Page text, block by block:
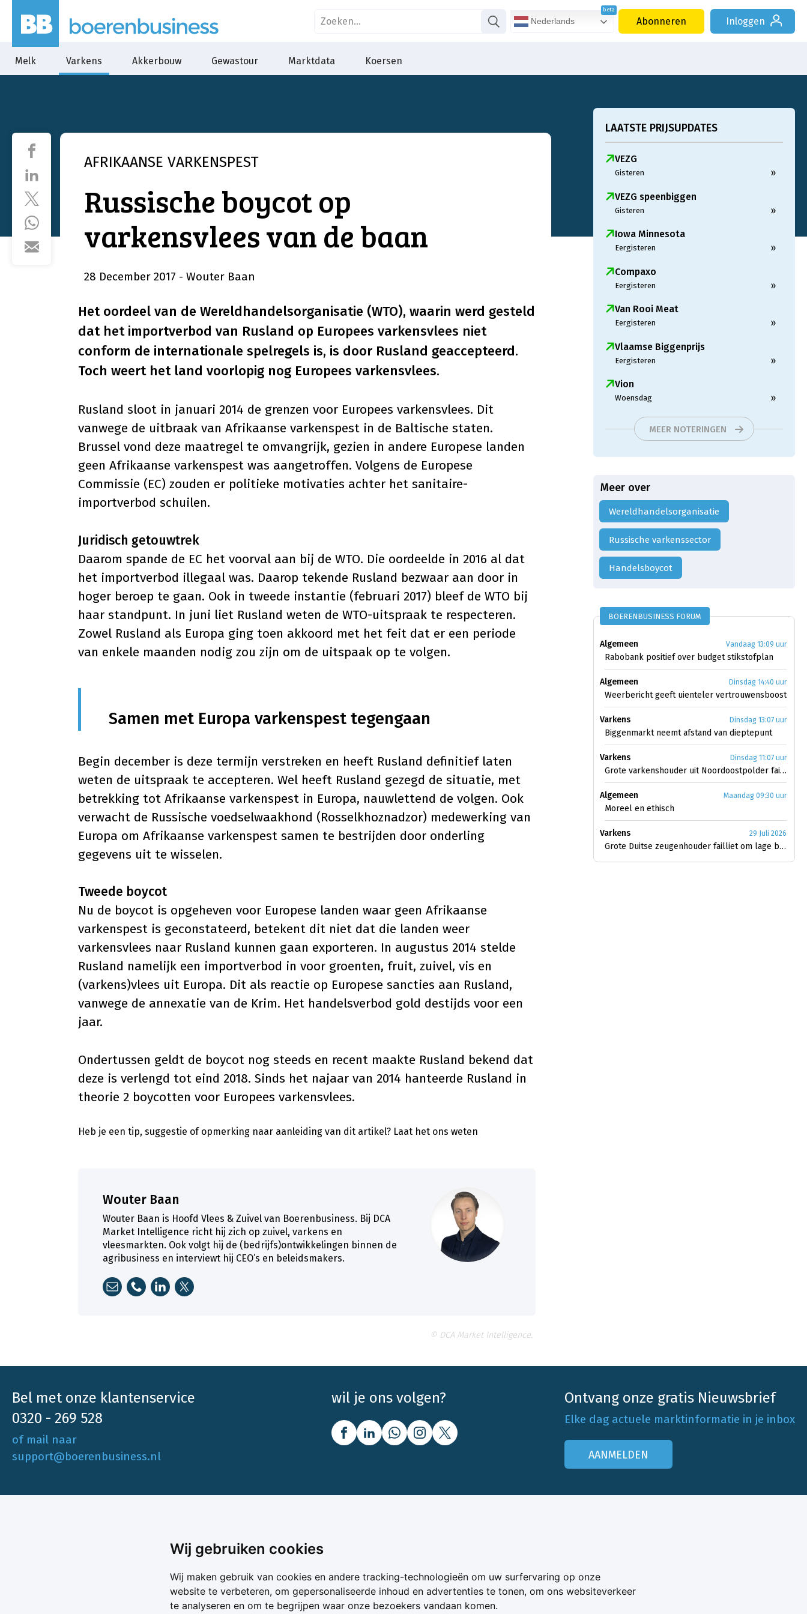
Wij gebruiken cookies
Wij maken gebruik van cookies en andere tracking-technologieën om uw surfervaring op onze
website te verbeteren, om gepersonaliseerde inhoud en advertenties te tonen, om ons websiteverkeer
te analyseren en om te begrijpen waar onze bezoekers vandaan komen.
Nederlands Abonneren Inloggen
Melk Varkens Akkerbouw Gewastour Marktdata Koersen
AFRIKAANSE VARKENSPEST
Russische boycot op
varkensvlees van de baan
28 December 2017 - Wouter Baan
Het oordeel van de Wereldhandelsorganisatie (WTO), waarin werd gesteld
dat het importverbod van Rusland op Europees varkensvlees niet
conform de internationale spelregels is, is door Rusland geaccepteerd.
Toch weert het land voorlopig nog Europees varkensvlees.
Rusland sloot in januari 2014 de grenzen voor Europees varkensvlees. Dit
vanwege de uitbraak van Afrikaanse varkenspest in de Baltische staten.
Brussel vond deze maatregel te omvangrijk, gezien in andere Europese landen
geen Afrikaanse varkenspest was aangetroffen. Volgens de Europese
Commissie (EC) zouden er politieke motivaties achter het sanitaire-
importverbod schuilen.
Juridisch getouwtrek
Daarom spande de EC het voorval aan bij de WTO. Die oordeelde in 2016 al dat
het importverbod illegaal was. Daarop tekende Rusland bezwaar aan door in
hoger beroep te gaan. Ook in tweede instantie (februari 2017) bleef de WTO bij
haar standpunt. In juni liet Rusland weten de WTO-uitspraak te respecteren.
Zowel Rusland als Europa ging toen akkoord met het feit dat er een periode
van enkele maanden nodig zou zijn om de uitspaak op te volgen.
Samen met Europa varkenspest tegengaan
Begin december is deze termijn verstreken en heeft Rusland definitief laten
weten de uitspraak te accepteren. Wel heeft Rusland gezegd de situatie, met
betrekking tot Afrikaanse varkenspest in Europa, nauwlettend de volgen. Ook
verwacht de Russische voedselwaakhond (Rosselkhoznadzor) medewerking van
Europa om Afrikaanse varkenspest samen te bestrijden door onderling
gegevens uit te wisselen.
Tweede boycot
Nu de boycot is opgeheven voor Europese landen waar geen Afrikaanse
varkenspest is geconstateerd, betekent dit niet dat die landen weer
varkensvlees naar Rusland kunnen gaan exporteren. In augustus 2014 stelde
Rusland namelijk een importverbod in voor groenten, fruit, zuivel, vis en
(varkens)vlees uit Europa. Dit als reactie op Europese sancties aan Rusland,
vanwege de annexatie van de Krim. Het handelsverbod gold destijds voor een
jaar.
Ondertussen geldt de boycot nog steeds en recent maakte Rusland bekend dat
deze is verlengd tot eind 2018. Sinds het najaar van 2014 hanteerde Rusland in
theorie 2 boycotten voor Europees varkensvlees.
Heb je een tip, suggestie of opmerking naar aanleiding van dit artikel? Laat het ons weten
Wouter Baan
Wouter Baan is Hoofd Vlees & Zuivel van Boerenbusiness. Bij DCA
Market Intelligence richt hij zich op zuivel, varkens en
vleesmarkten. Ook volgt hij de (bedrijfs)ontwikkelingen binnen de
agribusiness en interviewt hij CEO’s en beleidsmakers.
© DCA Market Intelligence.
LAATSTE PRIJSUPDATES
VEZG
Gisteren »
VEZG speenbiggen
Gisteren »
Iowa Minnesota
Eergisteren »
Compaxo
Eergisteren »
Van Rooi Meat
Eergisteren »
Vlaamse Biggenprijs
Eergisteren »
Vion
Woensdag »
MEER NOTERINGEN
Meer over
Wereldhandelsorganisatie
Russische varkenssector
handelsboycot
BOERENBUSINESS FORUM
Algemeen Vandaag 13:09 uur
Rabobank positief over budget stikstofplan
Algemeen Dinsdag 14:40 uur
Weerbericht geeft uienteler vertrouwensboost
Varkens Dinsdag 13:07 uur
Biggenmarkt neemt afstand van dieptepunt
Varkens Dinsdag 11:07 uur
Grote varkenshouder uit Noordoostpolder failliet
Algemeen Maandag 09:30 uur
Moreel en ethisch
Varkens 29 Juli 2026
Grote Duitse zeugenhouder failliet om lage biggenprijs
Bel met onze klantenservice
0320 - 269 528
of mail naar
support@boerenbusiness.nl
wil je ons volgen? Ontvang onze gratis Nieuwsbrief
Elke dag actuele marktinformatie in je inbox
AANMELDEN
Boerenbusiness is je partner op het gebied
van onafhankelijke en betrouwbare
marktinformatie en -data. Elke dag opnieuw
Ons aanbod
Melk & Voer
Melkprijsvergelijker
Varkens & Voer
Bedrijfsabonnementen
Mijn Boerenbusiness
Werken bij Boerenbusiness
Adverteren